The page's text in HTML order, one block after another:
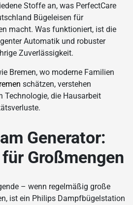
Stoffe an, was PerfectCare
Bügeleisen für
macht. Was funktioniert, ist die
Automatik und robuster
Zuverlässigkeit.
Bremen, wo moderne Familien
schätzen, verstehen
Technologie, die Hausarbeit
Generator:
Großmengen
– wenn regelmäßig große
ist ein Philips Dampfbügelstation